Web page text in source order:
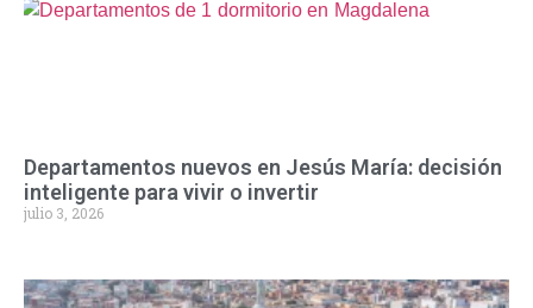
Departamentos nuevos en Jesús María: decisión
inteligente para vivir o invertir
julio 3, 2026